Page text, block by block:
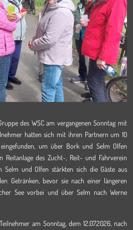
des WSC am vergangenen Sonntag mit
hatten sich mit ihren Partnern um 10
um über Bork und Selm Olfen
Reitanlage des Zucht-, Reit- und Fahrverein
Selm und Olfen stärkten sich die Gäste aus
Getränken, bevor sie nach einer längeren
See vorbei und über Selm nach Werne
am Sonntag, dem 12.07.2026, nach